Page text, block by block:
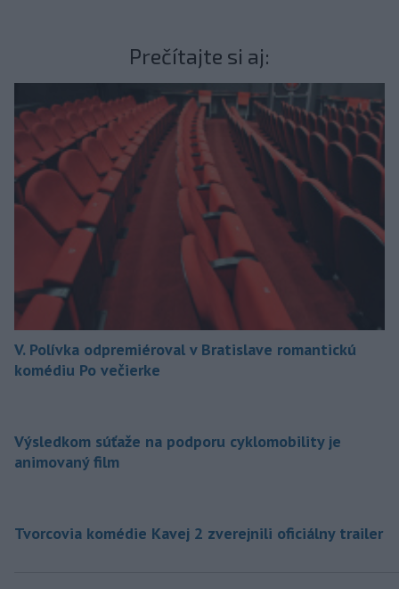
Prečítajte si aj:
V. Polívka odpremiéroval v Bratislave romantickú
komédiu Po večierke
Výsledkom súťaže na podporu cyklomobility je
animovaný film
Tvorcovia komédie Kavej 2 zverejnili oficiálny trailer